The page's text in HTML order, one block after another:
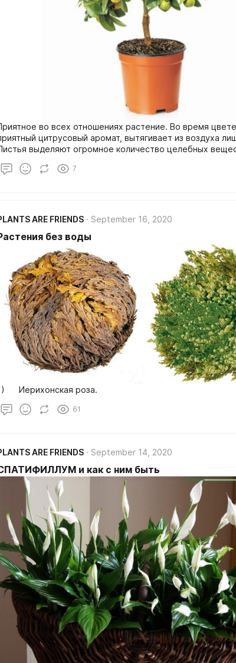
во всех отношениях растение. Во время
цитрусовый аромат, вытягивает из воздуха
выделяют огромное количество целебных
ванны, регулярный полив и сухую почву.
7
ARE FRIENDS September 16, 2020
без воды
Иерихонская роза.
61
ARE FRIENDS September 14, 2020
и как с ним быть